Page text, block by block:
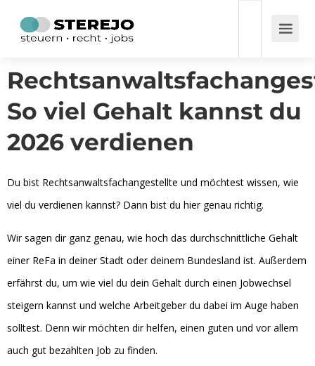
So viel Gehalt kannst du
2026 verdienen
Du bist Rechtsanwaltsfachangestellte und möchtest wissen, wie
viel du verdienen kannst? Dann bist du hier genau richtig.
Wir sagen dir ganz genau, wie hoch das durchschnittliche Gehalt
einer ReFa in deiner Stadt oder deinem Bundesland ist. Außerdem
erfährst du, um wie viel du dein Gehalt durch einen Jobwechsel
steigern kannst und welche Arbeitgeber du dabei im Auge haben
solltest. Denn wir möchten dir helfen, einen guten und vor allem
auch gut bezahlten Job zu finden.